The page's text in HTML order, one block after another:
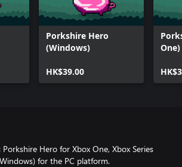
Porkshire Hero
(Windows)
HK$39.00
One)
Hero for Xbox One, Xbox Series
for the PC platform.